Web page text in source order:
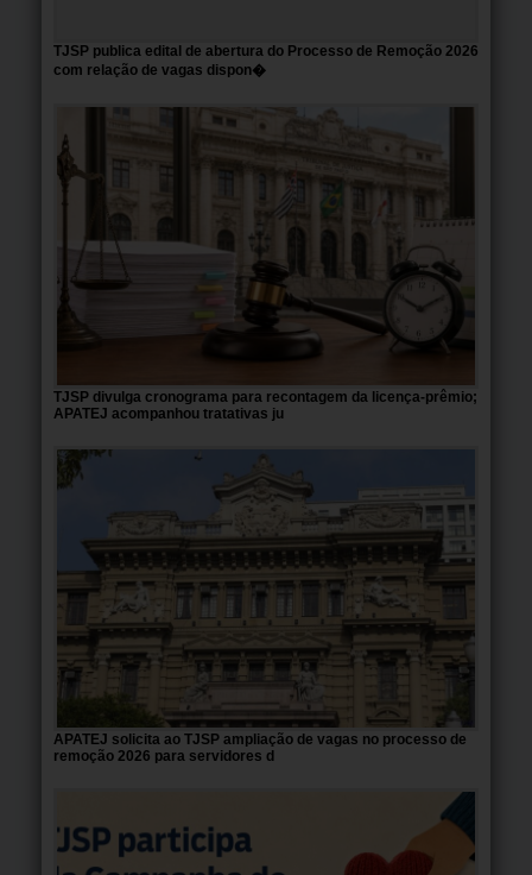
TJSP publica edital de abertura do Processo de Remoção 2026
com relação de vagas dispon�
TJSP divulga cronograma para recontagem da licença-prêmio;
APATEJ acompanhou tratativas ju
APATEJ solicita ao TJSP ampliação de vagas no processo de
remoção 2026 para servidores d